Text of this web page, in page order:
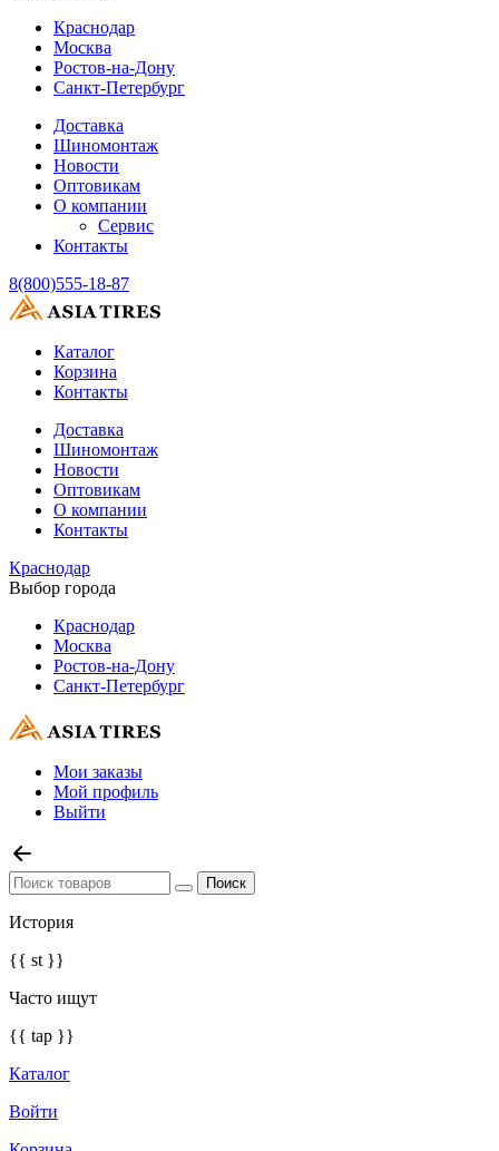
Краснодар
Москва
Ростов-на-Дону
Санкт-Петербург
Доставка
Шиномонтаж
Новости
Оптовикам
О компании
Сервис
Контакты
8(800)555-18-87
Каталог
Корзина
Контакты
Доставка
Шиномонтаж
Новости
Оптовикам
О компании
Контакты
Краснодар
Выбор города
Краснодар
Москва
Ростов-на-Дону
Санкт-Петербург
Мои заказы
Мой профиль
Выйти
История
{{ st }}
Часто ищут
{{ tap }}
Каталог
Войти